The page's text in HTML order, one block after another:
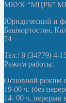
МБУК “МЦРБ” МР
Юридический и
Башкортостан,
74
Тел.: 8 (34779) 4-
Режим работы:
Основной режим
19-00 ч. (без
14- 00 ч. перерыв